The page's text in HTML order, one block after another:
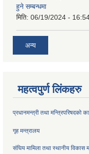
हुने सम्बन्धमा
मिति: 06/19/2024 -
अन्य
महत्वपुर्ण लिंकहरु
प्रधानमन्त्री तथा मन्त्रिपरिषदको
गृह मन्त्रालय
संघिय मामिला तथा स्थानीय विकास